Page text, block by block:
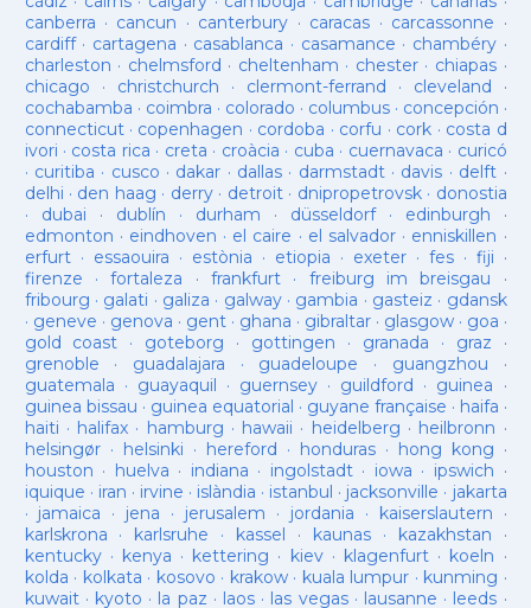
canberra · cancun · canterbury · caracas · carcassonne ·
cardiff· cartagena · casablanca · casamance · chambéry·
charleston · chelmsford · cheltenham · chester· chiapas ·
chicago · christchurch · clermont-ferrand · cleveland ·
cochabamba · coimbra · colorado · columbus· concepción ·
connecticut· copenhagen · cordoba · corfu · cork · costa d
ivori · costa rica · creta · croàcia · cuba · cuernavaca · curicó
· curitiba · cusco · dakar · dallas · darmstadt· davis · delft ·
delhi · den haag · derry· detroit· dnipropetrovsk· donostia
· dubai · dublín · durham · düsseldorf· edinburgh ·
edmonton · eindhoven · el caire · el salvador · enniskillen ·
erfurt· essaouira · estònia · etiopia · exeter· fes· fiji ·
firenze ·fortaleza · frankfurt· freiburg im breisgau ·
fribourg · galati · galiza · galway· gambia · gasteiz · gdansk
· geneve · genova · gent· ghana · gibraltar· glasgow· goa ·
gold coast · goteborg · gottingen · granada · graz ·
grenoble · guadalajara · guadeloupe · guangzhou ·
guatemala · guayaquil · guernsey· guildford · guinea ·
guinea bissau · guinea equatorial · guyane française · haifa ·
haiti · halifax · hamburg · hawaii · heidelberg · heilbronn ·
helsingør· helsinki · hereford · honduras· hong kong ·
houston · huelva · indiana · ingolstadt· iowa · ipswich ·
iquique · iran · irvine · islàndia · istanbul · jacksonville · jakarta
· jamaica · jena · jerusalem · jordania · kaiserslautern ·
karlskrona · karlsruhe · kassel · kaunas· kazakhstan ·
kentucky· kenya · kettering · kiev· klagenfurt · koeln ·
kolda · kolkata · kosovo · krakow· kuala lumpur · kunming ·
kuwait· kyoto · la paz · laos· las vegas· lausanne · leeds ·